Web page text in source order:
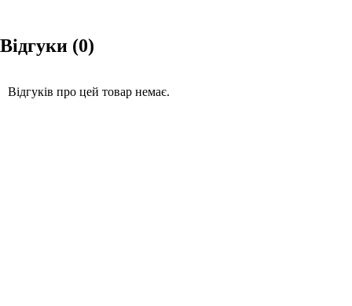
Відгуки (0)
Відгуків про цей товар немає.